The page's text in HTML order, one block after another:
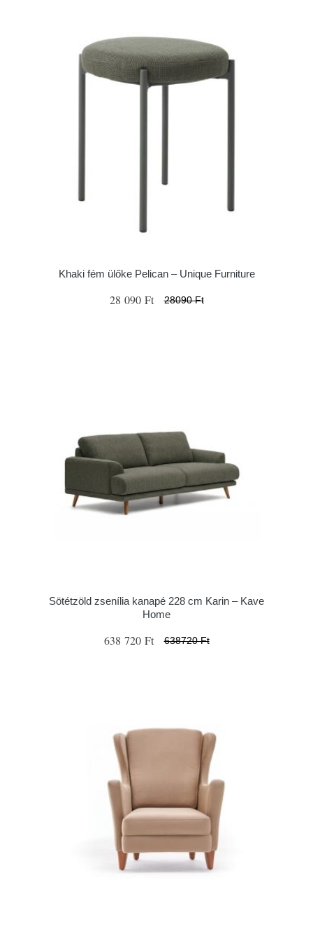
Khaki fém ülőke Pelican – Unique Furniture
28 090 Ft 28090 Ft
Sötétzöld zsenília kanapé 228 cm Karin – Kave
Home
638 720 Ft 638720 Ft